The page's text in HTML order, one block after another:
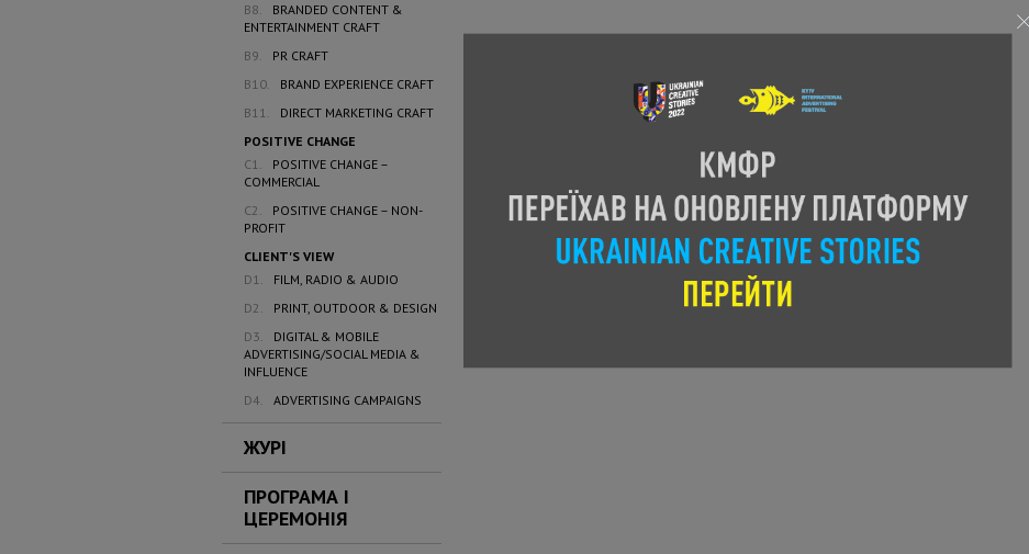
B8.
BRANDED CONTENT &
ENTERTAINMENT CRAFT
B9.
PR CRAFT
B10.
BRAND EXPERIENCE CRAFT
B11.
DIRECT MARKETING CRAFT
POSITIVE CHANGE
C1.
POSITIVE CHANGE –
COMMERCIAL
C2.
POSITIVE CHANGE – NON-
PROFIT
CLIENT'S VIEW
D1.
FILM, RADIO & AUDIO
D2.
PRINT, OUTDOOR & DESIGN
D3.
DIGITAL & MOBILE
ADVERTISING/SOCIAL MEDIA &
INFLUENCE
D4.
ADVERTISING CAMPAIGNS
ЖУРІ
ПРОГРАМА І
ЦЕРЕМОНІЯ